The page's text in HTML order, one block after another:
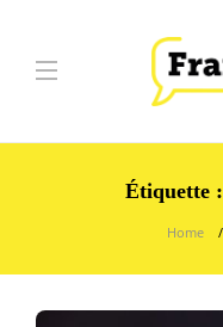
Étiquette :
Home